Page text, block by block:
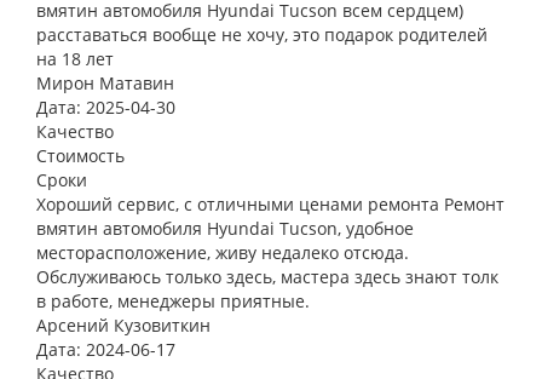
вмятин автомобиля Hyundai Tucson всем сердцем)
расставаться вообще не хочу, это подарок родителей
на 18 лет
Мирон Матавин
Дата: 2025-04-30
Качество
Стоимость
Сроки
Хороший сервис, с отличными ценами ремонта Ремонт
вмятин автомобиля Hyundai Tucson, удобное
месторасположение, живу недалеко отсюда.
Обслуживаюсь только здесь, мастера здесь знают толк
в работе, менеджеры приятные.
Арсений Кузовиткин
Дата: 2024-06-17
Качество